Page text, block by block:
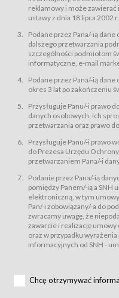
przetwarzania przez
będących osobami
świadczy Usługi drogą
2002 r. o świadczeniu usług
1204, z późń. zm.). Usługi
usługę przeglądania i
zamieszczanych w
usługę utrzymywania
usługę newsletter,
usługę zawierania na
usługę zawierania na
dnia 18 lipca 2002 r. o
r., Nr 144, poz. 1204, z późń.
Na zasadach określonych w
Usługobiorca przed
zapoznać się z Regulaminem.
usługi newsletter za
zamieszczonego na stronach
Usługobiorców wymaga
Usługobiorca zobowiązany
od chwili rozpoczęcia
Regulamin jest udostępniony
Warunki techniczne korzystania z
reklamowy i może
ustawy z dnia 18 lipca 2002
Podane przez Pana/-ią
dalszego przetwarzania
szczególności podmiotom
informatyczne, e-mail
Podane przez Pana/-ią
okres 3 lat po zakończeniu
Przysługuje Panu/-i prawo
danych osobowych, ich
przetwarzania oraz prawo
Przysługuje Panu/-i prawo
do Prezesa Urzędu
przetwarzaniem Pana/-i
Podanie przez Pana/-ią
pomiędzy Panem/-ią a SNH
elektroniczną, w tym
Pan/-i zobowiązany/-a do
zwracamy uwagę, że
zawarcie i realizację
oraz w przypadku
informacyjnych od SNH -
Chcę otrzymywać